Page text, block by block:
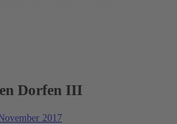
Dorfen III
2017